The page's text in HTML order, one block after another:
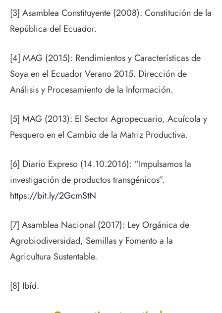
[3] Asamblea Constituyente (2008): Constitución de la
República del Ecuador.
[4] MAG (2015): Rendimientos y Características de
Soya en el Ecuador Verano 2015. Dirección de
Análisis y Procesamiento de la Información.
[5] MAG (2013): El Sector Agropecuario, Acuícola y
Pesquero en el Cambio de la Matriz Productiva.
[6] Diario Expreso (14.10.2016): “Impulsamos la
investigación de productos transgénicos”.
https://bit.ly/2GcmStN
[7] Asamblea Nacional (2017): Ley Orgánica de
Agrobiodiversidad, Semillas y Fomento a la
Agricultura Sustentable.
[8] Ibíd.